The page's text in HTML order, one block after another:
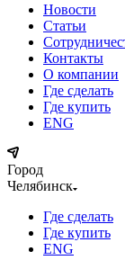
Новости
Статьи
Контакты
О компании
Где сделать
Где купить
ENG
Город
Челябинск
Где сделать
Где купить
ENG